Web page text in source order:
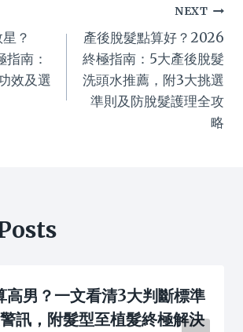
？
南：
效及選
NEXT
產後脫髮點算好？2026
終極指南：5大產後脫髮
洗頭水推薦，附3大挑選
準則及防脫髮護理全攻
略
高男？一文看清3大判斷標準
訊，附髮型至植髮終極解決